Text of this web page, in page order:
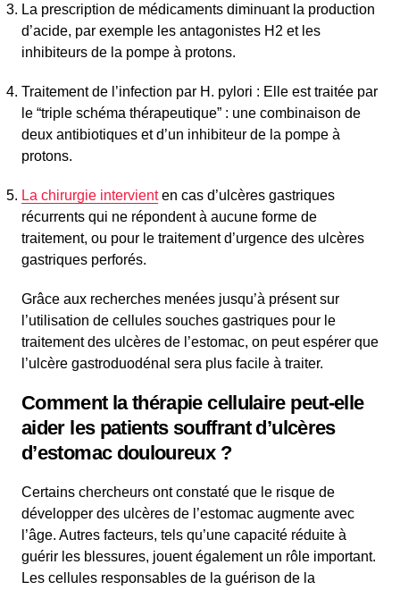
La prescription de médicaments diminuant la production
d’acide, par exemple les antagonistes H2 et les
inhibiteurs de la pompe à protons.
Traitement de l’infection par H. pylori : Elle est traitée par
le “triple schéma thérapeutique” : une combinaison de
deux antibiotiques et d’un inhibiteur de la pompe à
protons.
La chirurgie intervienten cas d’ulcères gastriques
récurrents qui ne répondent à aucune forme de
traitement, ou pour le traitement d’urgence des ulcères
gastriques perforés.
Grâce aux recherches menées jusqu’à présent sur
l’utilisation de cellules souches gastriques pour le
traitement des ulcères de l’estomac, on peut espérer que
l’ulcère gastroduodénal sera plus facile à traiter.
Comment la thérapie cellulaire peut-elle
aider les patients souffrant d’ulcères
d’estomac douloureux ?
Certains chercheurs ont constaté que le risque de
développer des ulcères de l’estomac augmente avec
l’âge. Autres facteurs, tels qu’une capacité réduite à
guérir les blessures, jouent également un rôle important.
Les cellules responsables de la guérison de la